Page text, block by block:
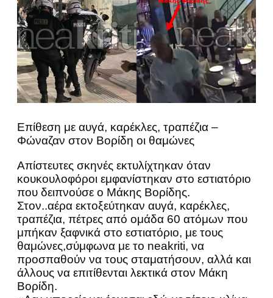
Επίθεση με αυγά, καρέκλες, τραπέζια –
Φώναζαν στον Βορίδη οι θαμώνες
Απίστευτες σκηνές εκτυλίχτηκαν όταν
κουκουλοφόροι εμφανίστηκαν στο εστιατόριο
που δειπνούσε ο Μάκης Βορίδης.
Στον..αέρα εκτοξεύτηκαν αυγά, καρέκλες,
τραπέζια, πέτρες από ομάδα 60 ατόμων που
μπήκαν ξαφνικά στο εστιατόριο, με τους
θαμώνες,σύμφωνα με το neakriti, να
προσπαθούν να τους σταματήσουν, αλλά και
άλλους να επιτίθενται λεκτικά στον Μάκη
Βορίδη.